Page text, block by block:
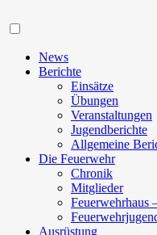
News
Berichte
Einsätze
Übungen
Veranstaltungen
Jugendberichte
Allgemeine
Die Feuerwehr
Chronik
Mitglieder
Feuerwehrhaus
Ausrüstung